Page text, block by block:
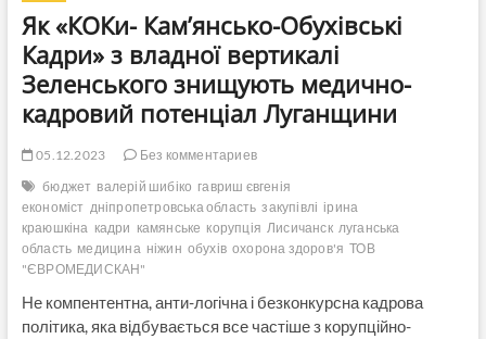
Як «КОКи- Кам’янсько-Обухівські
Кадри» з владної вертикалі
Зеленського знищують медично-
кадровий потенціал Луганщини
05.12.2023
Без комментариев
бюджет валерій шибіко гавриш євгенія
економіст дніпропетровська область закупівлі ірина
краюшкіна кадри камянське корупція Лисичанск луганська
область медицина ніжин обухів охорона здоров'я ТОВ
"ЄВРОМЕДИСКАН"
Не компентентна, анти-логічна і безконкурсна кадрова
політика, яка відбувається все частіше з корупційно-